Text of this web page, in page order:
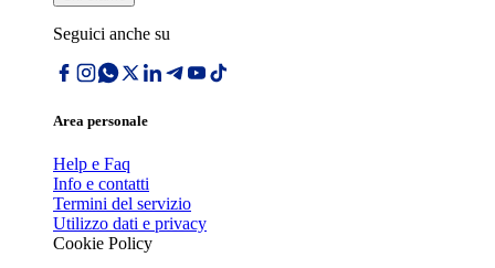
Seguici anche su
Area personale
Help e Faq
Info e contatti
Termini del servizio
Utilizzo dati e privacy
Cookie Policy